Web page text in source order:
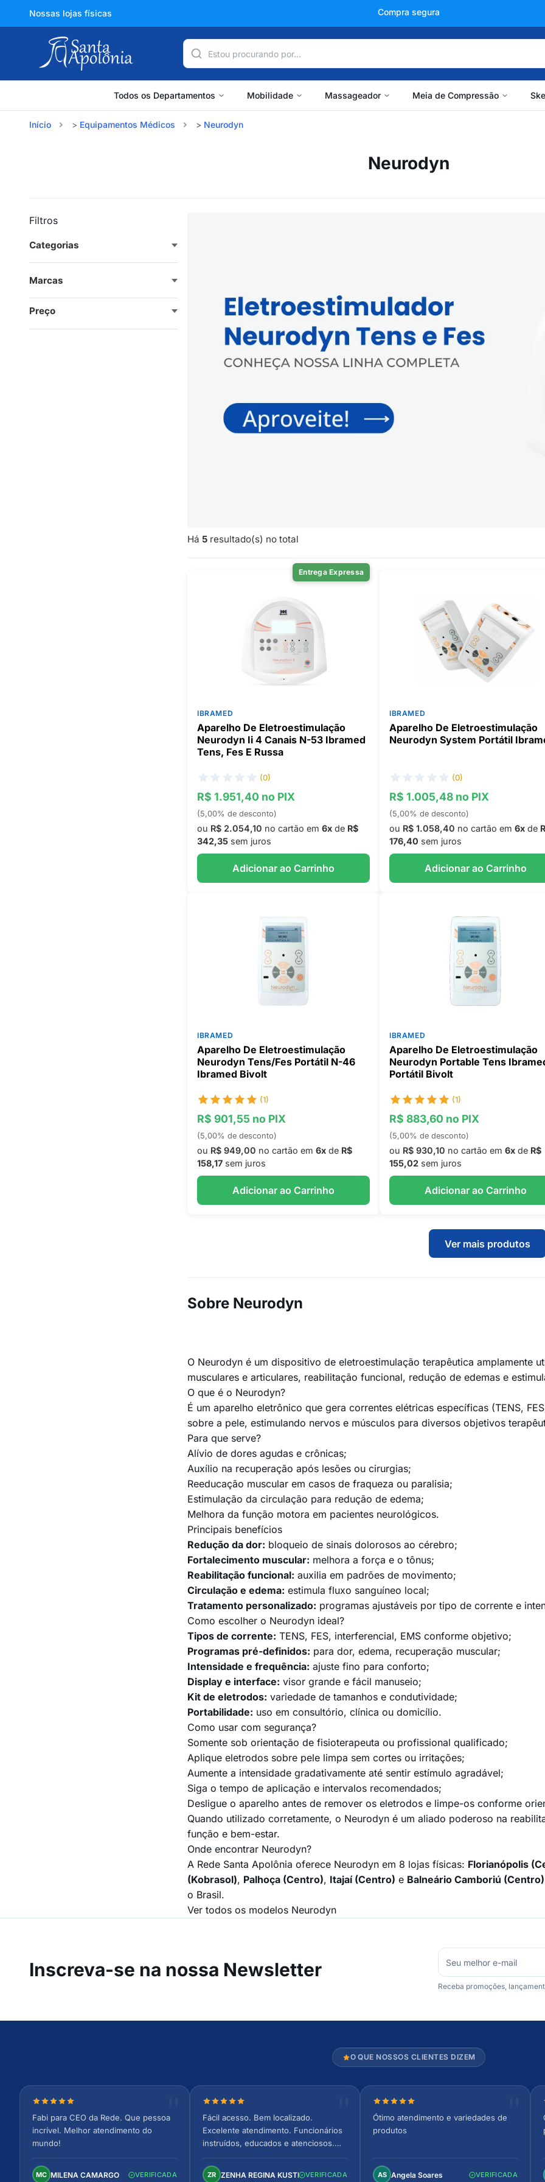
Nossas lojas físicas Compra segura
Todos os Departamentos Mobilidade Massageador Meia de Compressão
Início Equipamentos Médicos Neurodyn
Neurodyn
Filtros
Preço
Categorias
Marcas
Há 5resultado(s) no total
Entrega Expressa
IBRAMED
Aparelho De Eletroestimulação
Neurodyn Ii 4 Canais N-53 Ibramed
Tens, Fes E Russa
(0)
R$ 1.951,40 no PIX
(5,00% de desconto)
ou R$ 2.054,10 no cartão em 6xde R$
342,35sem juros
Adicionar ao Carrinho
IBRAMED
Aparelho De Eletroestimulação
Neurodyn System Portátil
(0)
R$ 1.005,48 no PIX
(5,00% de desconto)
ou R$ 1.058,40 no cartão em 6xde
176,40 sem juros
Adicionar ao Carrinho
IBRAMED
Aparelho De Eletroestimulação
Neurodyn Tens/Fes Portátil N-46
Ibramed Bivolt
(1)
R$ 901,55 no PIX
(5,00% de desconto)
ou R$ 949,00 no cartão em 6xde R$
158,17sem juros
Adicionar ao Carrinho
IBRAMED
Aparelho De Eletroestimulação
Neurodyn Portable Tens
Portátil Bivolt
(1)
R$ 883,60 no PIX
(5,00% de desconto)
ou R$ 930,10 no cartão em 6xde R$
155,02sem juros
Adicionar ao Carrinho
Ver mais produtos
Sobre Neurodyn
O Neurodyn é um dispositivo de eletroestimulação terapêutica amplamente
musculares e articulares, reabilitação funcional, redução de edemas e
O que é o Neurodyn?
É um aparelho eletrônico que gera correntes elétricas específicas (TENS,
sobre a pele, estimulando nervos e músculos para diversos objetivos
Para que serve?
Alívio de dores agudas e crônicas;
Auxílio na recuperação após lesões ou cirurgias;
Reeducação muscular em casos de fraqueza ou paralisia;
Estimulação da circulação para redução de edema;
Melhora da função motora em pacientes neurológicos.
Principais benefícios
Redução da dor: bloqueio de sinais dolorosos ao cérebro;
Fortalecimento muscular: melhora a força e o tônus;
Reabilitação funcional: auxilia em padrões de movimento;
Circulação e edema: estimula fluxo sanguíneo local;
Tratamento personalizado: programas ajustáveis por tipo de corrente e
Como escolher o Neurodyn ideal?
Tipos de corrente: TENS, FES, interferencial, EMS conforme objetivo;
Programas pré-definidos: para dor, edema, recuperação muscular;
Intensidade e frequência: ajuste fino para conforto;
Display e interface: visor grande e fácil manuseio;
Kit de eletrodos: variedade de tamanhos e condutividade;
Portabilidade: uso em consultório, clínica ou domicílio.
Como usar com segurança?
Somente sob orientação de fisioterapeuta ou profissional qualificado;
Aplique eletrodos sobre pele limpa sem cortes ou irritações;
Aumente a intensidade gradativamente até sentir estímulo agradável;
Siga o tempo de aplicação e intervalos recomendados;
Desligue o aparelho antes de remover os eletrodos e limpe-os conforme
Quando utilizado corretamente, o Neurodyn é um aliado poderoso na
função e bem-estar.
Onde encontrar Neurodyn?
A Rede Santa Apolônia oferece Neurodyn em 8 lojas físicas: Florianópolis
(Kobrasol), Palhoça (Centro), Itajaí (Centro) e Balneário Camboriú (Centro)
o Brasil.
Ver todos os modelos Neurodyn
Inscreva-se na nossa Newsletter
Receba promoções,
O QUE NOSSOS CLIENTES DIZEM
Nota 5 de 5 estrelas
Fabi para CEO da Rede. Que pessoa
incrível. Melhor atendimento do
mundo!
MC MILENA CAMARGO VERIFICADA
Nota 5 de 5 estrelas
Fácil acesso. Bem localizado.
Excelente atendimento. Funcionários
instruídos, educados e atenciosos.
confortável. Perfeito!
ZR ZENHA REGINA KUSTERVERIFICADA
Nota 5 de 5 estrelas
Ótimo atendimento e variedades de
produtos
AS Angela Soares VERIFICADA